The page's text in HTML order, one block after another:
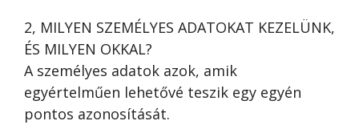
2, MILYEN SZEMÉLYES ADATOKAT KEZELÜNK,
ÉS MILYEN OKKAL?
A személyes adatok azok, amik
egyértelműen lehetővé teszik egy egyén
pontos azonosítását.